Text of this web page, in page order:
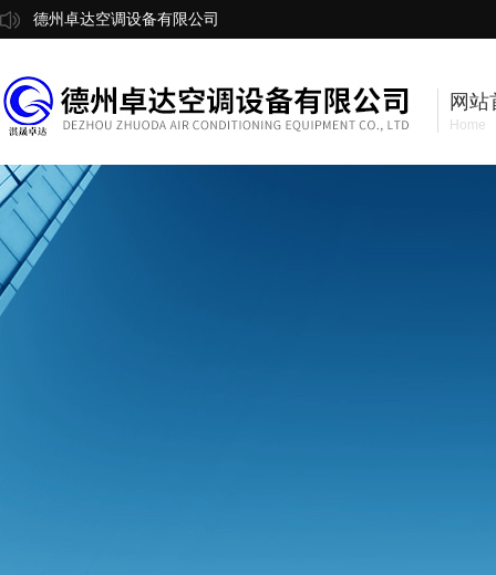
德州卓达空调设备有限公司
网站
Home